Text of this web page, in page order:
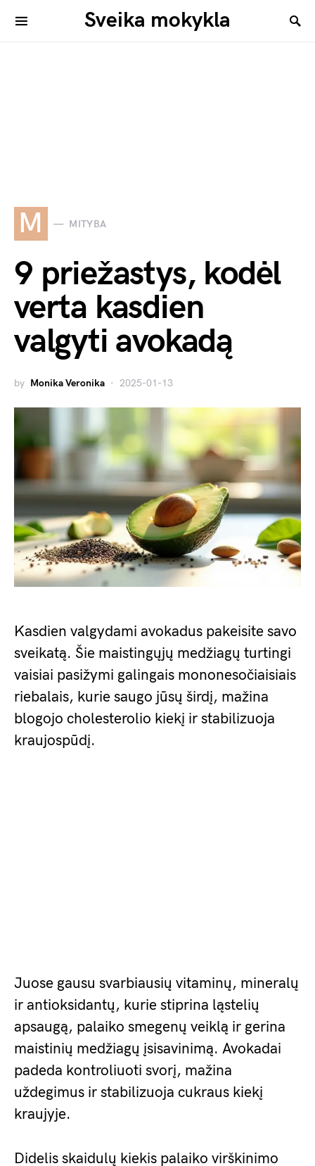
Sveika mokykla
M MITYBA
9 priežastys, kodėl
verta kasdien
valgyti avokadą
by Monika Veronika 2025-01-13
Kasdien valgydami avokadus pakeisite savo
sveikatą. Šie maistingųjų medžiagų turtingi
vaisiai pasižymi galingais mononesočiaisiais
riebalais, kurie saugo jūsų širdį, mažina
blogojo cholesterolio kiekį ir stabilizuoja
kraujospūdį.
Juose gausu svarbiausių vitaminų, mineralų
ir antioksidantų, kurie stiprina ląstelių
apsaugą, palaiko smegenų veiklą ir gerina
maistinių medžiagų įsisavinimą. Avokadai
padeda kontroliuoti svorį, mažina
uždegimus ir stabilizuoja cukraus kiekį
kraujyje.
Didelis skaidulų kiekis palaiko virškinimo